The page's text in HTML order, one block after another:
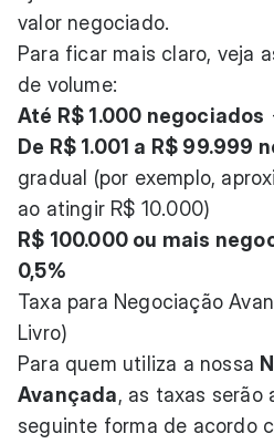
valor negociado.
Para ficar mais claro, veja
de volume:
Até R$ 1.000 negociados
De R$ 1.001 a R$ 99.999
gradual (por exemplo,
ao atingir R$ 10.000)
R$ 100.000 ou mais
0,5%
Taxa para Negociação
Livro)
Para quem utiliza a nossa
Avançada, as taxas serão
seguinte forma de acordo